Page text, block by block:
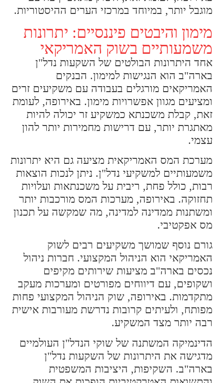
מוגבל יותר, במיוחד במרכזי הערים ההיסטוריות.
מימון והיבטים פיננסיים: יתרונות
משמעותיים בשוק האמריקאי
אחד היתרונות הבולטים של השקעות נדל"ן
בארה"ב הוא הנגישות למימון. הבנקים
האמריקאים מורגלים בעבודה עם משקיעים זרים
ומציעים מגוון אפשרויות מימון. באירופה, לעומת
זאת, קבלת משכנתא כמשקיע זר יכולה להיות
מאתגרת יותר, עם דרישות מחמירות יותר להון
עצמי.
מערכת המס האמריקאית מציעה גם היא יתרונות
משמעותיים למשקיעי נדל"ן. ניתן לנכות הוצאות
רבות, כולל פחת, ריבית על משכנתאות ועלויות
תחזוקה. באירופה, מערכות המס מורכבות יותר
ומשתנות ממדינה למדינה, מה שמקשה על תכנון
מס אפקטיבי.
גורם נוסף שמושך משקיעים רבים לשוק
האמריקאי הוא הניהול המקצועי. חברות ניהול
נכסים בארה"ב מציעות שירותים מקיפים
ושקופים, עם דיווחים מפורטים ומערכות מעקב
מתקדמות. באירופה, שוק הניהול המקצועי פחות
מפותח, ולעיתים קרובות נדרשת מעורבות אישית
רבה יותר מצד המשקיע.
הדינמיקה המשתנה של שוקי הנדל"ן העולמיים
מדגישה את היתרונות של השקעות נדל"ן
בארה"ב. השקיפות, היציבות המשפטית